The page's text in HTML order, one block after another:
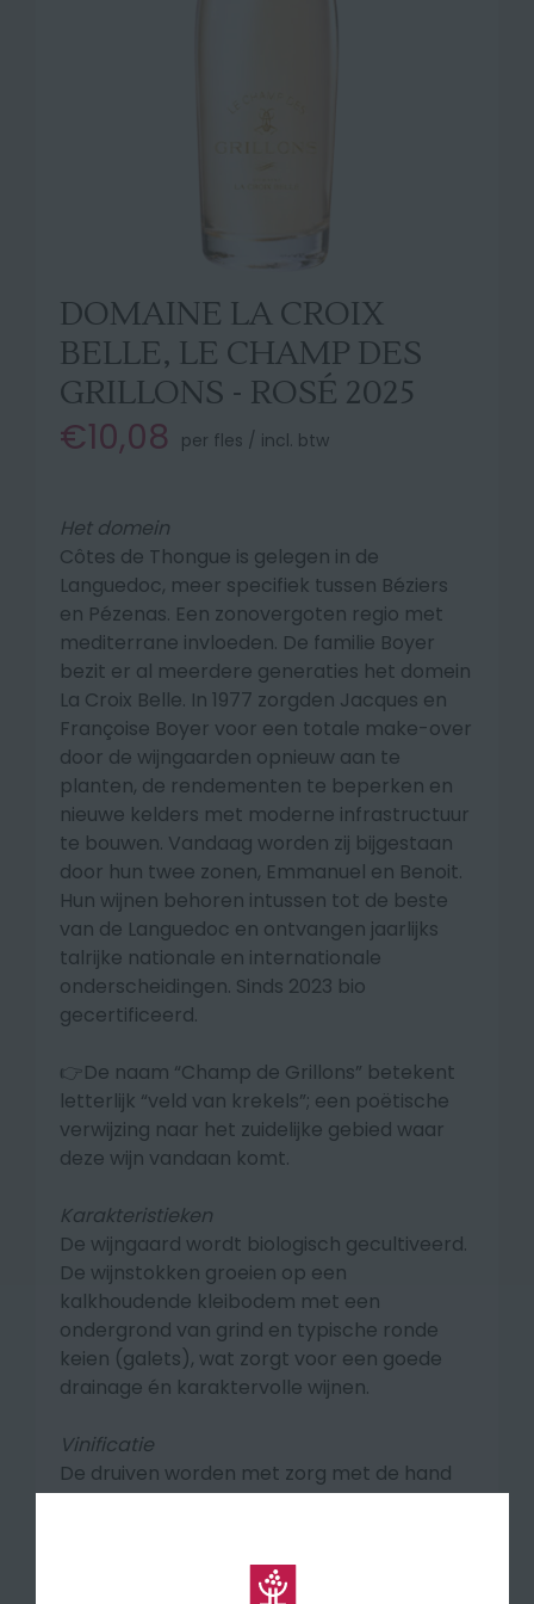
DOMAINE LA CROIX
BELLE, LE CHAMP DES
GRILLONS - ROSÉ 2025
€10,08 per fles / incl. btw
Het domein
Côtes de Thongue is gelegen in de
Languedoc, meer specifiek tussen Béziers
en Pézenas. Een zonovergoten regio met
mediterrane invloeden. De familie Boyer
bezit er al meerdere generaties het domein
La Croix Belle. In 1977 zorgden Jacques en
Françoise Boyer voor een totale make-over
door de wijngaarden opnieuw aan te
planten, de rendementen te beperken en
nieuwe kelders met moderne infrastructuur
te bouwen. Vandaag worden zij bijgestaan
door hun twee zonen, Emmanuel en Benoit.
Hun wijnen behoren intussen tot de beste
van de Languedoc en ontvangen jaarlijks
talrijke nationale en internationale
onderscheidingen. Sinds 2023 bio
gecertificeerd.
👉De naam “Champ de Grillons” betekent
letterlijk “veld van krekels”; een poëtische
verwijzing naar het zuidelijke gebied waar
deze wijn vandaan komt.
Karakteristieken
De wijngaard wordt biologisch gecultiveerd.
De wijnstokken groeien op een
kalkhoudende kleibodem met een
ondergrond van grind en typische ronde
keien (galets), wat zorgt voor een goede
drainage én karaktervolle wijnen.
Vinificatie
De druiven worden met zorg met de hand
geoogst en streng geselecteerd. De
temperaturen en directe persing helpen
om het frisse, fruitige karakter van de rosé